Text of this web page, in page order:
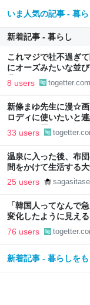
いま人気の記事 - 暮
新着記事 - 暮らし
これマジで社不過ぎ
にオーズみたいな並
分？
8 users togetter.com
新條まゆ先生に漫☆
ロディに使いたいと
いものが届いた
33 users
温泉に入った後、布
間をかけて生活する
生時代の懐かしい一
25 users
「韓国人ってなんで
変化したように見え
76 users
新着記事 - 暮らしを